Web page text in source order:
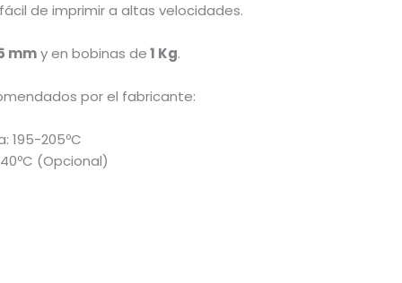
de imprimir a altas velocidades.
mmy en bobinas de1 Kg.
por el fabricante:
195-205ºC
(Opcional)